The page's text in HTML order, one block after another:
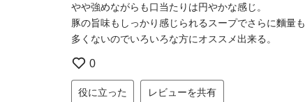
やや強めながらも口当たりは円やかな感じ。
豚の旨味もしっかり感じられるスープでさらに麵量も
多くないのでいろいろな方にオススメ出来る。
0
役に立った レビューを共有